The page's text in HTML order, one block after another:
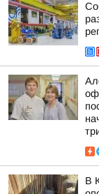
В